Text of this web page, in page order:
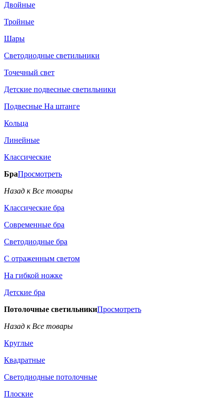
Двойные
Тройные
Шары
Светодиодные светильники
Точечный свет
Детские подвесные светильники
Подвесные На штанге
Кольца
Линейные
Классические
БраПросмотреть
Назад к Все товары
Классические бра
Современные бра
Светодиодные бра
С отраженным светом
На гибкой ножке
Детские бра
Потолочные светильникиПросмотреть
Назад к Все товары
Круглые
Квадратные
Светодиодные потолочные
Плоские